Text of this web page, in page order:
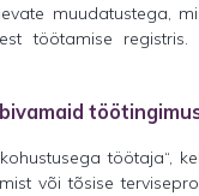
muudatustega,
töötamise
või tõsise